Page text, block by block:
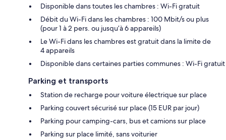
Disponible dans toutes les chambres : Wi-Fi gratuit
Débit du Wi-Fi dans les chambres : 100 Mbit/s ou plus
(pour 1 à 2 pers. ou jusqu’à 6 appareils)
Le Wi-Fi dans les chambres est gratuit dans la limite de
4 appareils
Disponible dans certaines parties communes : Wi-Fi gratuit
Parking et transports
Station de recharge pour voiture électrique sur place
Parking couvert sécurisé sur place (15 EUR par jour)
Parking pour camping-cars, bus et camions sur place
Parking sur place limité, sans voiturier